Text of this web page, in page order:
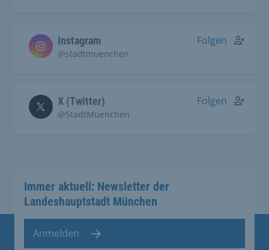
Instagram
@stadtmuenchen
Folgen
X (Twitter)
@StadtMuenchen
Folgen
Immer aktuell: Newsletter der
Landeshauptstadt München
Anmelden